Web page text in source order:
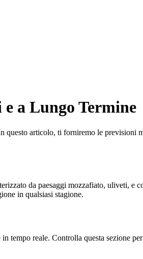
a Lungo Termine
questo articolo, ti forniremo le
da paesaggi mozzafiato, uliveti,
in qualsiasi stagione.
reale. Controlla questa sezione